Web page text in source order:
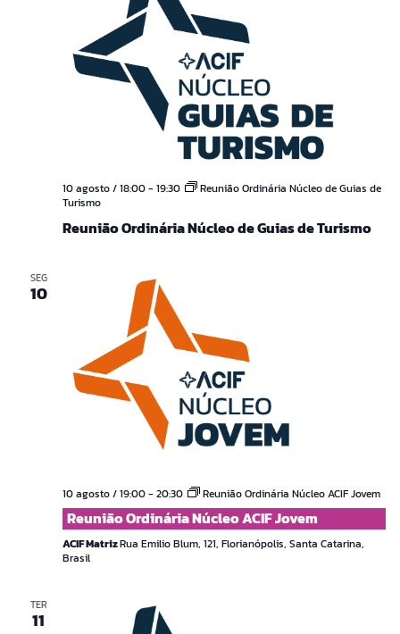
10 agosto / 18:00- 19:30
Reunião Ordinária Núcleo de Guias de
Turismo
Reunião Ordinária Núcleo de Guias de Turismo
SEG
10
10 agosto / 19:00- 20:30 Reunião Ordinária Núcleo ACIF Jovem
Reunião Ordinária Núcleo ACIF Jovem
ACIF MatrizRua Emilio Blum, 121, Florianópolis, Santa Catarina,
Brasil
TER
11